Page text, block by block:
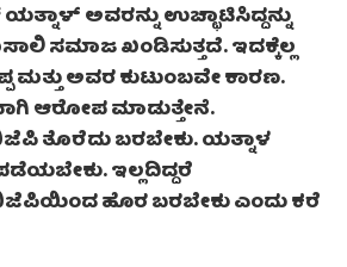
ಅವರನ್ನು ಉಚ್ಛಾಟಿಸಿದ್ದನ್ನು
ಸಮಾಜ ಖಂಡಿಸುತ್ತದೆ. ಇದಕ್ಕೆಲ್ಲ
ಅವರ ಕುಟುಂಬವೇ ಕಾರಣ.
ಆರೋಪ ಮಾಡುತ್ತೇನೆ.
ತೊರೆದು ಬರಬೇಕು. ಯತ್ನಾಳ
ಇಲ್ಲದಿದ್ದರೆ
ಹೊರ ಬರಬೇಕು ಎಂದು ಕರೆ